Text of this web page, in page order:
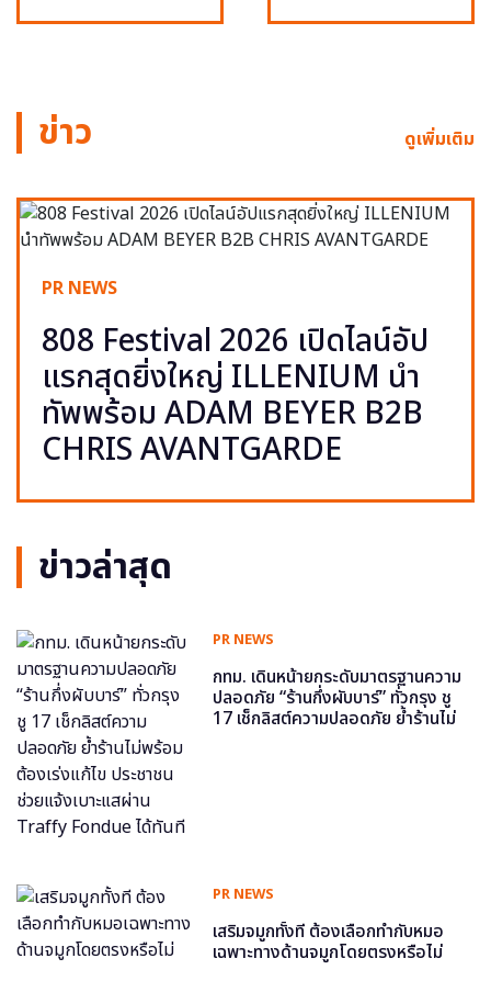
ข่าว ดูเพิ่มเติม
PR NEWS
808 Festival 2026 เปิดไลน์อัป
แรกสุดยิ่งใหญ่ ILLENIUM นำ
ทัพพร้อม ADAM BEYER B2B
CHRIS AVANTGARDE
ข่าวล่าสุด
PR NEWS
กทม. เดินหน้ายกระดับมาตรฐานความ
ปลอดภัย “ร้านกึ่งผับบาร์” ทั่วกรุง ชู
17 เช็กลิสต์ความปลอดภัย ย้ำร้านไม่
PR NEWS
เสริมจมูกทั้งที ต้องเลือกทำกับหมอ
เฉพาะทางด้านจมูกโดยตรงหรือไม่